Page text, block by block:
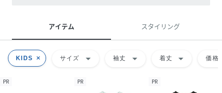
アイテム スタイリング
KIDS サイズ arrow_drop_down 袖丈 arrow_drop_down 着丈 arrow_drop_down 価格
PR PR PR